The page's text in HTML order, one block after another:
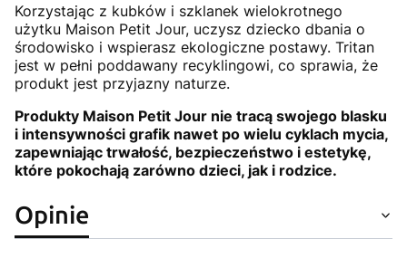
Korzystając z kubków i szklanek wielokrotnego
użytku Maison Petit Jour, uczysz dziecko dbania o
środowisko i wspierasz ekologiczne postawy. Tritan
jest w pełni poddawany recyklingowi, co sprawia, że
produkt jest przyjazny naturze.
Produkty Maison Petit Jour nie tracą swojego blasku
i intensywności grafik nawet po wielu cyklach mycia,
zapewniając trwałość, bezpieczeństwo i estetykę,
które pokochają zarówno dzieci, jak i rodzice.
Opinie